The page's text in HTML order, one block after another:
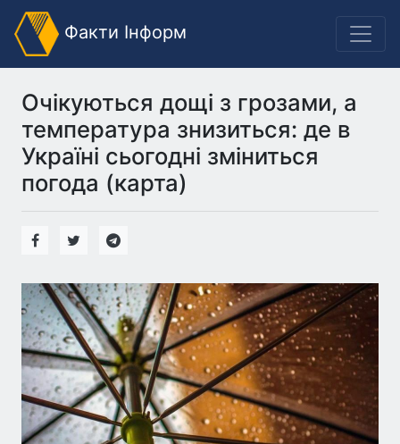
Факти Інформ
Очікуються дощі з грозами, а
температура знизиться: де в
Україні сьогодні зміниться
погода (карта)